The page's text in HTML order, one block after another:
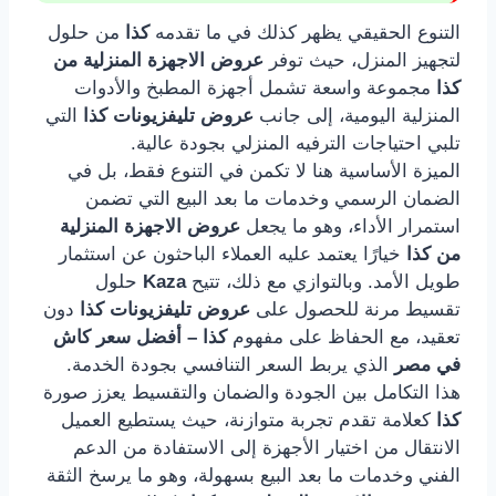
التنوع الحقيقي يظهر كذلك في ما تقدمهكذا
من حلول
لتجهيز المنزل، حيث توفر عروض الاجهزة المنزلية من
كذا
مجموعة واسعة تشمل أجهزة المطبخ والأدوات
المنزلية اليومية، إلى جانب عروض تليفزيونات كذا
التي
تلبي احتياجات الترفيه المنزلي بجودة عالية.
الميزة الأساسية هنا لا تكمن في التنوع فقط، بل في
الضمان الرسمي وخدمات ما بعد البيع التي تضمن
استمرار الأداء، وهو ما يجعل عروض الاجهزة المنزلية
من كذا
خيارًا يعتمد عليه العملاء الباحثون عن استثمار
طويل الأمد. وبالتوازي مع ذلك، تتيحKaza حلول
تقسيط مرنة للحصول على عروض تليفزيونات كذا
دون
تعقيد، مع الحفاظ على مفهومكذا – أفضل سعر كاش
في مصر
الذي يربط السعر التنافسي بجودة الخدمة.
هذا التكامل بين الجودة والضمان والتقسيط يعزز صورة
كذا كعلامة تقدم تجربة متوازنة، حيث يستطيع العميل
الانتقال من اختيار الأجهزة إلى الاستفادة من الدعم
الفني وخدمات ما بعد البيع بسهولة، وهو ما يرسخ الثقة